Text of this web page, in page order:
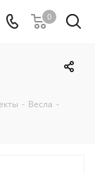
0
- Весла -